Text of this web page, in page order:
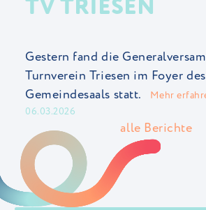
TV TRIESEN
Gestern fand die
Turnverein Triesen im Foyer des
Gemeindesaals statt.
Mehr
06.03.2026
alle Berichte